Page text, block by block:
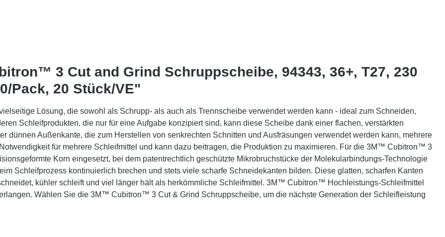
3 Cut and Grind Schruppscheibe, 94343, 36+, T27, 230
Pack, 20 Stück/VE"
Lösung, die sowohl als Schrupp- als auch als Trennscheibe verwendet werden kann - ideal zum Schneiden,
Schleifprodukten, die nur für eine Aufgabe konzipiert sind, kann diese Scheibe dank einer flachen, verstärkten
dünnen Außenkante, die zum Herstellen von senkrechten Schnitten und Ausfräsungen verwendet werden kann, mehrere
für mehrere Schleifmittel und kann dazu beitragen, die Produktion zu maximieren. Für die 3M™ Cubitron™ 3
Korn eingesetzt, bei dem patentrechtlich geschützte Mikrobruchstücke der Molekularbindungs-Technologie
Schleifprozess kontinuierlich brechen und stets viele scharfe Schneidekanten bilden. Diese glatten, scharfen Kanten
kühler schleift und viel länger hält als herkömmliche Schleifmittel. 3M™ Cubitron™ Hochleistungs-Schleifmittel
Wählen Sie die 3M™ Cubitron™ 3 Cut & Grind Schruppscheibe, um die nächste Generation der Schleifleistung